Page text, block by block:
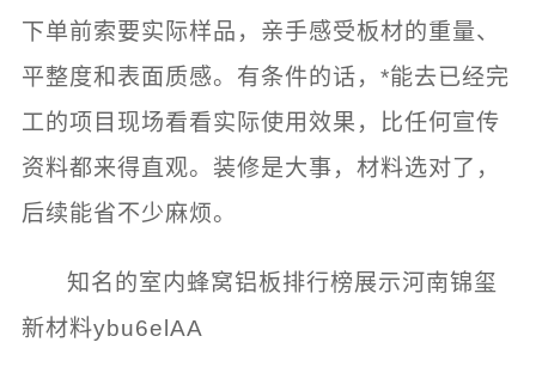
下单前索要实际样品，亲手感受板材的重量、
平整度和表面质感。有条件的话，*能去已经完
工的项目现场看看实际使用效果，比任何宣传
资料都来得直观。装修是大事，材料选对了，
后续能省不少麻烦。
知名的室内蜂窝铝板排行榜展示河南锦玺
新材料ybu6elAA